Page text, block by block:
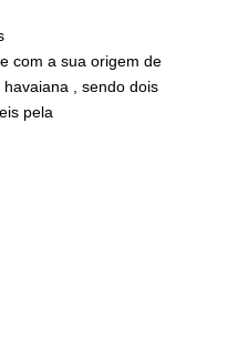
com a sua origem de
, sendo dois
pela